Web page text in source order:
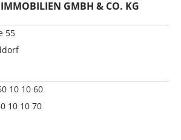
IMMOBILIEN GMBH & CO. KG
55
10 10 60
10 10 70